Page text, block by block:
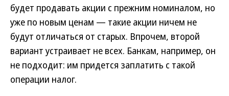
будет продавать акции с прежним номиналом, но
уже по новым ценам — такие акции ничем не
будут отличаться от старых. Впрочем, второй
вариант устраивает не всех. Банкам, например, он
не подходит: им придется заплатить с такой
операции налог.